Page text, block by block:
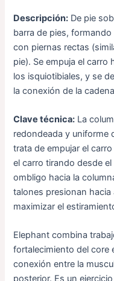
Descripción: De pie
barra de pies,
con piernas rectas
pie). Se empuja el
los isquiotibiales, y se
la conexión de la
Clave técnica: La
redondeada y uniforme
trata de empujar el
el carro tirando desde
ombligo hacia la
talones presionan
maximizar el
Elephant combina
fortalecimiento del core
conexión entre la
posterior. Es un